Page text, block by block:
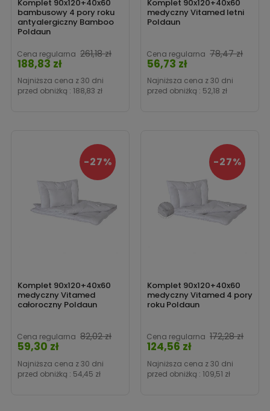
Komplet 90x120+40x60
bambusowy 4 pory roku
antyalergiczny Bamboo
Poldaun
Cena regularna 261,18 zł
188,83 zł
Najniższa cena z 30 dni
przed obniżką : 188,83 zł
Komplet 90x120+40x60
medyczny Vitamed letni
Poldaun
Cena regularna 78,47 zł
56,73 zł
Najniższa cena z 30 dni
przed obniżką : 52,18 zł
Komplet 90x120+40x60
medyczny Vitamed
całoroczny Poldaun
Cena regularna 82,02 zł
-27%
59,30 zł
Najniższa cena z 30 dni
przed obniżką : 54,45 zł
Komplet 90x120+40x60
medyczny Vitamed 4 pory
roku Poldaun
Cena regularna 172,28 zł
-27%
124,56 zł
Najniższa cena z 30 dni
przed obniżką : 109,51 zł